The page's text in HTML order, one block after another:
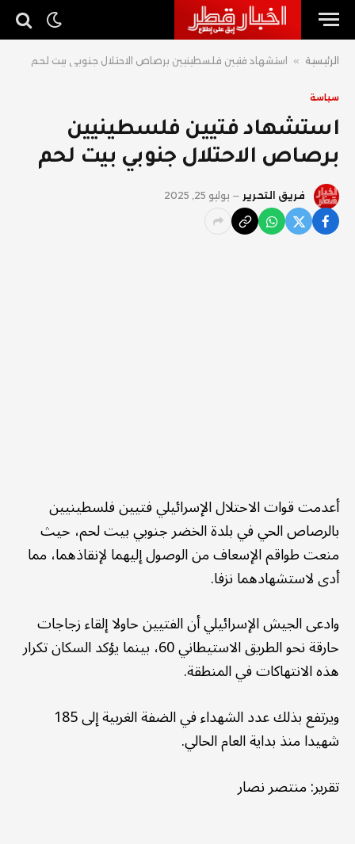
الرئيسية » استشهاد فتيين فلسطينيين برصاص الاحتلال جنوبي بيت لحم
سياسة
استشهاد فتيين فلسطينيين
برصاص الاحتلال جنوبي بيت لحم
فريق التحرير يوليو 25, 2025
أعدمت قوات الاحتلال الإسرائيلي فتيين فلسطينيين
بالرصاص الحي في بلدة الخضر جنوبي بيت لحم، حيث
منعت طواقم الإسعاف من الوصول إليهما لإنقاذهما، مما
أدى لاستشهادهما نزفا.
وادعى الجيش الإسرائيلي أن الفتيين حاولا إلقاء زجاجات
حارقة نحو الطريق الاستيطاني 60، بينما يؤكد السكان تكرار
هذه الانتهاكات في المنطقة.
ويرتفع بذلك عدد الشهداء في الضفة الغربية إلى 185
شهيدا منذ بداية العام الحالي.
تقرير: منتصر نصار